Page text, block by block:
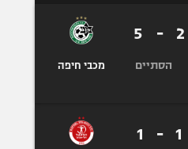
2
-
5
הסתיים מכבי חיפה
1
-
1